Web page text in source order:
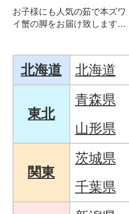
お子様にも人気の茹で本ズワ
イ蟹の脚をお届け致しますの
北海道 北海道
東北
青森県
山形県
関東
茨城県
千葉県